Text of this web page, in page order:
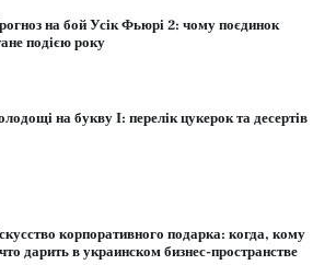
на бой Усік Фьюрі 2: чому поєдинок
подією року
на букву І: перелік цукерок та десертів
корпоративного подарка: когда, кому
дарить в украинском бизнес-пространстве